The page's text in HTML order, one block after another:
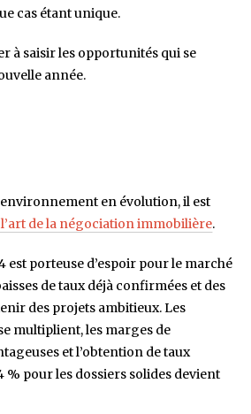
cas étant unique.
à saisir les opportunités qui se
année.
en évolution, il est
de la négociation immobilière.
est porteuse d’espoir pour le marché
de taux déjà confirmées et des
des projets ambitieux. Les
multiplient, les marges de
et l’obtention de taux
% pour les dossiers solides devient